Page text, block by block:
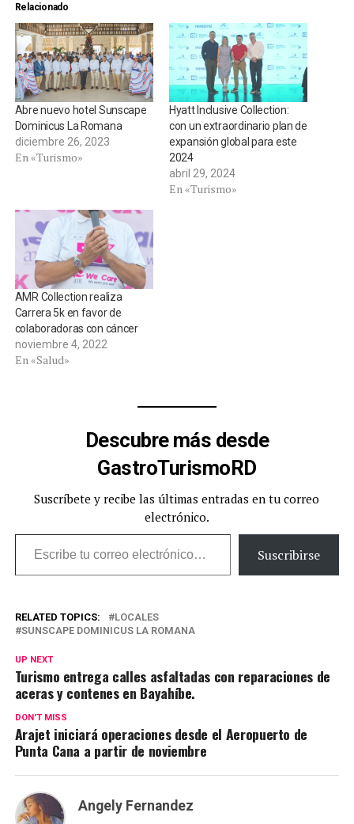
Relacionado
Abre nuevo hotel Sunscape
Dominicus La Romana
diciembre 26, 2023
En «Turismo»
Hyatt Inclusive Collection:
con un extraordinario plan de
expansión global para este
2024
abril 29, 2024
En «Turismo»
AMR Collection realiza
Carrera 5k en favor de
colaboradoras con cáncer
noviembre 4, 2022
En «Salud»
Descubre más desde
GastroTurismoRD
Suscríbete y recibe las últimas entradas en tu correo
electrónico.
Escribe tu correo electrónico…
Suscribirse
RELATED TOPICS:
LOCALES
SUNSCAPE DOMINICUS LA ROMANA
UP NEXT
Turismo entrega calles asfaltadas con reparaciones de
aceras y contenes en Bayahíbe.
DON'T MISS
Arajet iniciará operaciones desde el Aeropuerto de
Punta Cana a partir de noviembre
Angely Fernandez